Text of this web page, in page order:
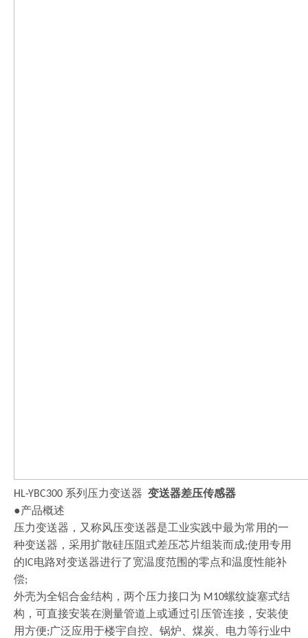
HL-YBC300 系列压力变送器 变送器差压传感器
●产品概述
压力变送器，又称风压变送器是工业实践中最为常用的一
种变送器，采用扩散硅压阻式差压芯片组装而成;使用专用
的 IC电路对变送器进行了宽温度范围的零点和温度性能补
偿;
外壳为全铝合金结构，两个压力接口为 M10螺纹旋塞式结
构，可直接安装在测量管道上或通过引压管连接，安装使
用方便;广泛应用于楼宇自控、锅炉、煤炭、电力等行业中